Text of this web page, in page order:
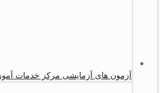
آزمون های آزمایشی مرکز خدمات